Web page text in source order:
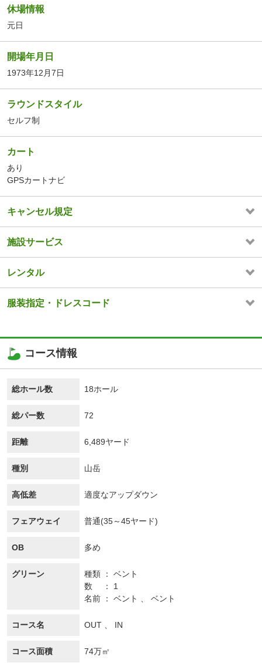
休場情報
元日
開場年月日
1973年12月7日
ラウンドスタイル
セルフ制
カート
あり
GPSカートナビ
キャンセル規定
施設サービス
レンタル
服装指定・ドレスコード
コース情報
総ホール数 18ホール
総パー数 72
距離 6,489ヤード
種別 山岳
高低差 適度なアップダウン
フェアウェイ 普通(35～45ヤード)
OB 多め
グリーン 種類
ベント
数
1
名前
ベント 、 ベント
コース名 OUT 、 IN
コース面積 74万㎡